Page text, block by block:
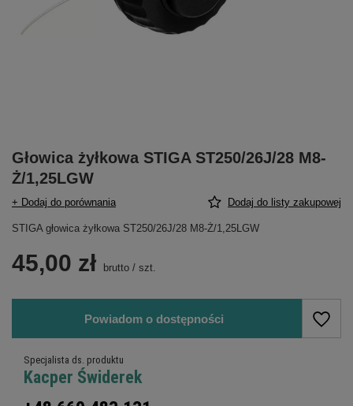
Głowica żyłkowa STIGA ST250/26J/28 M8-
Ż/1,25LGW
+ Dodaj do porównania Dodaj do listy zakupowej
STIGA głowica żyłkowa ST250/26J/28 M8-Ż/1,25LGW
45,00 zł brutto / szt.
Powiadom o dostępności
Specjalista ds. produktu
Kacper Świderek